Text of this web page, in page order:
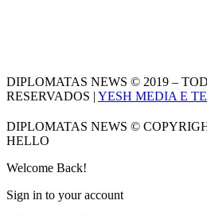
DIPLOMATAS NEWS © 2019 –
RESERVADOS | YESH MEDIA E
DIPLOMATAS NEWS ©
HELLO
Welcome Back!
Sign in to your account